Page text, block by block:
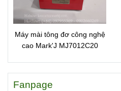
Máy mài tông đơ công nghệ
cao Mark'J MJ7012C20
Fanpage